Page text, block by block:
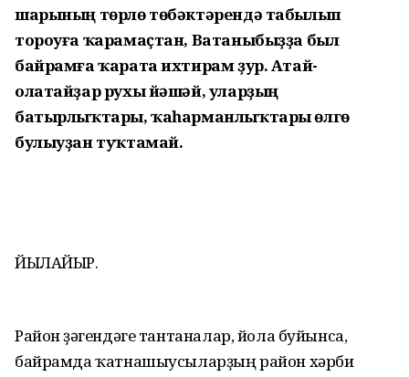
шарының төрлө төбәктәрендә табылып
тороуға ҡарамаҫтан, Ватаныбыҙҙа был
байрамға ҡарата ихтирам ҙур. Атай-
олатайҙар рухы йәшәй, уларҙың
батырлыҡтары, ҡаһарманлыҡтары өлгө
булыуҙан туҡтамай.
ЙЫЛАЙЫР.
Район үҙәгендәге тантаналар, йола буйынса,
байрамда ҡатнашыусыларҙың район хәрби